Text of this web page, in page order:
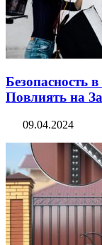
Безопасность
Повлиять на
09.04.2024